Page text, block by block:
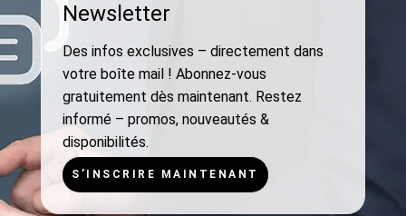
Newsletter
Des infos exclusives – directement dans
votre boîte mail ! Abonnez-vous
gratuitement dès maintenant. Restez
informé – promos, nouveautés &
disponibilités.
S’INSCRIRE MAINTENANT